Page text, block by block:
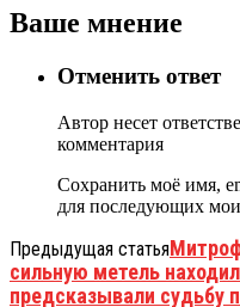
Ваше мнение
Отменить ответ
Автор несет
комментария
Сохранить моё имя,
для последующих
Предыдущая статья
сильную метель
предсказывали судьбу